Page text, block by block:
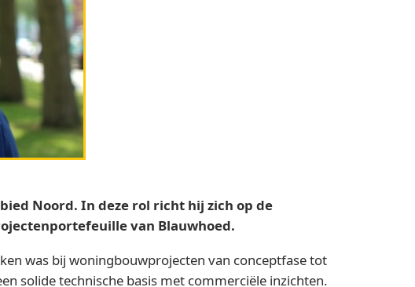
Noord. In deze rol richt hij zich op de
van Blauwhoed.
was bij woningbouwprojecten van conceptfase tot
solide technische basis met commerciële inzichten.